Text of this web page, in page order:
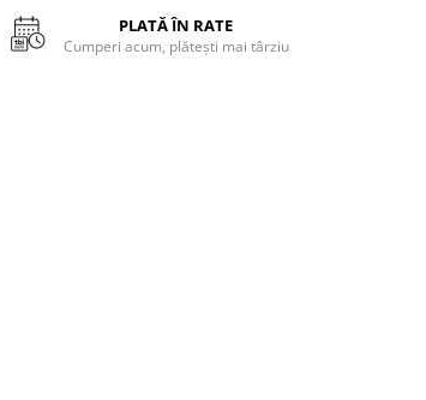
PLATĂ ÎN RATE
Cumperi acum, plătești mai târziu